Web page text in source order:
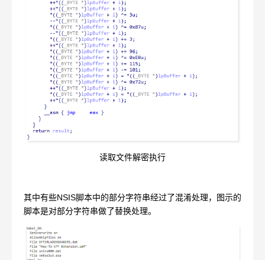
读取文件解密执行
其中有些NSIS脚本中的部分字符串经过了混淆处理，图示的
脚本是对部分字符串做了替换处理。